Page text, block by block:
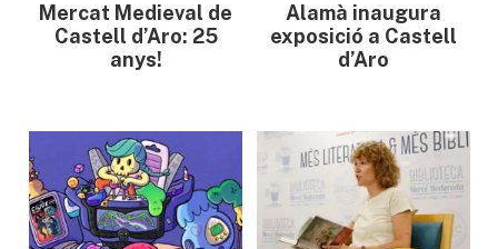
Mercat Medieval de
Castell d’Aro: 25
anys!
Alamà inaugura
exposició a Castell
d’Aro